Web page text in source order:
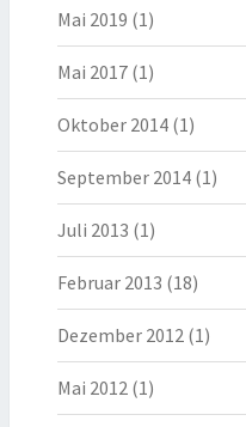
Mai 2019 (1)
Mai 2017 (1)
Oktober 2014 (1)
September 2014 (1)
Juli 2013 (1)
Februar 2013 (18)
Dezember 2012 (1)
Mai 2012 (1)